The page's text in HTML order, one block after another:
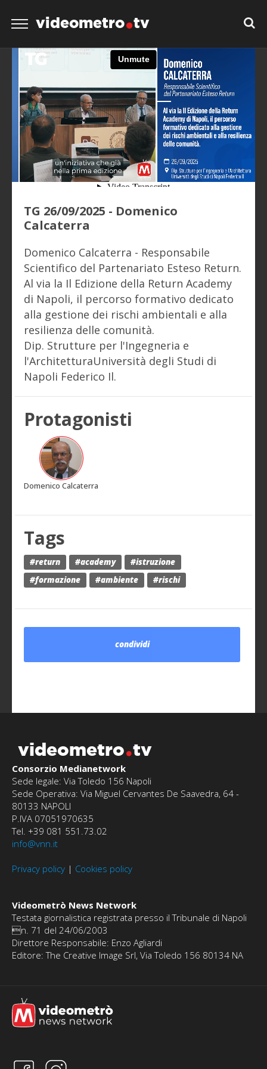
videometro tv
TG 26/09/2025 - Domenico
Calcaterra
Domenico Calcaterra - Responsabile
Scientifico del Partenariato Esteso Return.
Al via la Il Edizione della Return Academy
di Napoli, il percorso formativo dedicato
alla gestione dei rischi ambientali e alla
resilienza delle comunità.
Dip. Strutture per l'Ingegneria e
l'ArchitetturaUniversità degli Studi di
Napoli Federico Il.
Protagonisti
Domenico Calcaterra
Tags
#return #academy
#istruzione
#formazione
#ambiente #rischi
condividi
videometro tv
Consorzio Medianetwork
Sede legale: Via Toledo 156 Napoli
Sede Operativa: Via Miguel Cervantes De Saavedra, 64 -
80133 NAPOLI
P.IVA 07051970635
Tel. +39 081 551.73.02
info@vnn.it
Privacy policy | Cookies policy
Videometrò News Network
Testata giornalistica registrata presso il Tribunale di Napoli
n. 71 del 24/06/2003
Direttore Responsabile: Enzo Agliardi
Editore: The Creative Image Srl, Via Toledo 156 80134 NA